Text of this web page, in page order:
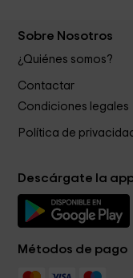
Sobre Nosotros
¿Quiénes somos?
Contactar
Condiciones legales
Política de
Descárgate la
Métodos de pago